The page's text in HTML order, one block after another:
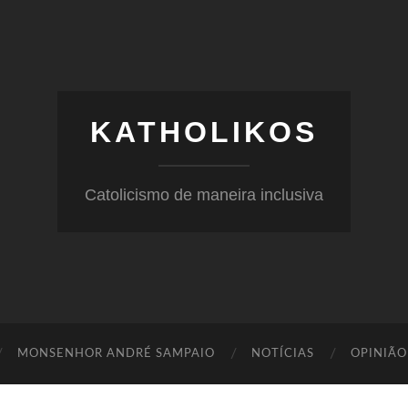
KATHOLIKOS
Catolicismo de maneira inclusiva
MONSENHOR ANDRÉ SAMPAIO NOTÍCIAS OPINIÃO